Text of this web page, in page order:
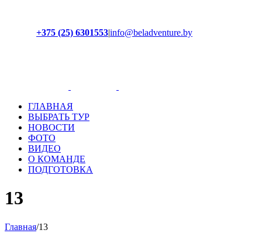
+375 (25) 6301553|info@beladventure.by
ГЛАВНАЯ
ВЫБРАТЬ ТУР
НОВОСТИ
ФОТО
ВИДЕО
О КОМАНДЕ
ПОДГОТОВКА
13
Главная/13